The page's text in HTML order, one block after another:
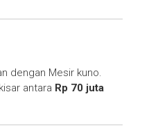
dengan Mesir kuno.
antara Rp 70 juta